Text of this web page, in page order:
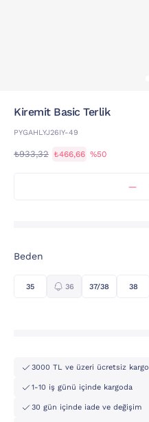
Kiremit Basic Terlik
PYGAHLYJ26IY-49
₺933,32 ₺466,66 %50
Beden
35 36 37/38 38
3000 TL ve üzeri ücretsiz kargo
1-10 iş günü içinde kargoda
30 gün içinde iade ve değişim